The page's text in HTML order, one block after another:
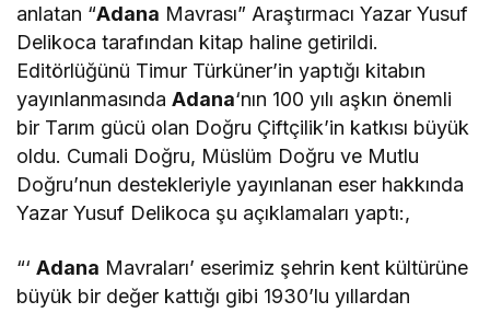
anlatan “Adana Mavrası” Araştırmacı Yazar Yusuf
Delikoca tarafından kitap haline getirildi.
Editörlüğünü Timur Türküner’in yaptığı kitabın
yayınlanmasındaAdana‘nın 100 yılı aşkın önemli
bir Tarım gücü olan Doğru Çiftçilik’in katkısı büyük
oldu. Cumali Doğru, Müslüm Doğru ve Mutlu
Doğru’nun destekleriyle yayınlanan eser hakkında
Yazar Yusuf Delikoca şu açıklamaları yaptı:,
“‘Adana Mavraları’ eserimiz şehrin kent kültürüne
büyük bir değer kattığı gibi 1930’lu yıllardan